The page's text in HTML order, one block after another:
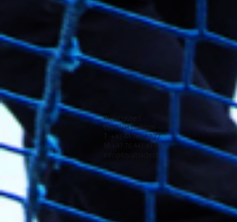
Rietstrasse 1
CH-8108 Dällikon
T +41 44 760 17 77
M +41 76 441 41 84
info@loyaltrade.ch